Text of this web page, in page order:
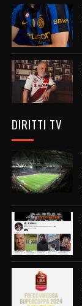
DIRITTI TV